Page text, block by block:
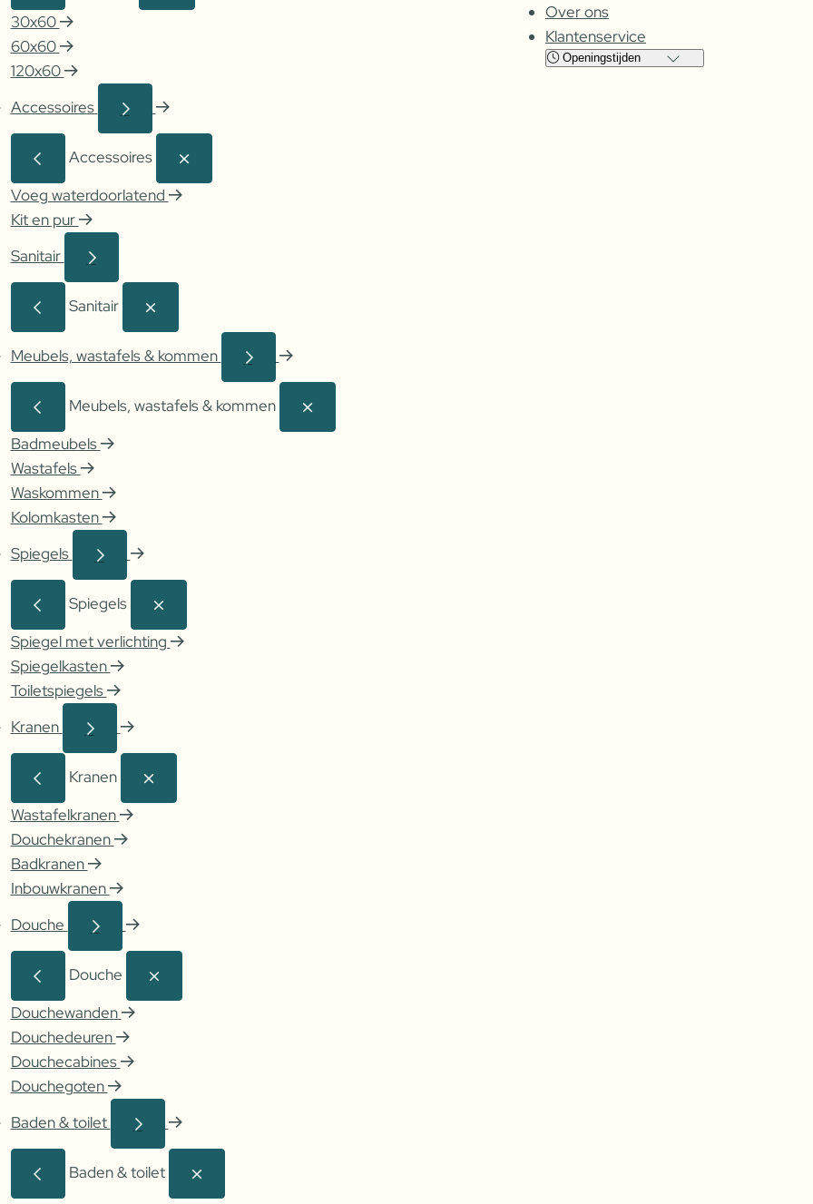
30x60
60x60
120x60
Accessoires
Accessoires
Voeg waterdoorlatend
Kit en pur
Sanitair
Sanitair
Meubels, wastafels & kommen
Meubels, wastafels & kommen
Badmeubels
Wastafels
Waskommen
Kolomkasten
Spiegels
Spiegels
Spiegel met verlichting
Spiegelkasten
Toiletspiegels
Kranen
Kranen
Wastafelkranen
Douchekranen
Badkranen
Inbouwkranen
Douche
Douche
Douchewanden
Douchedeuren
Douchecabines
Douchegoten
Baden & toilet
Baden & toilet
Over ons
Klantenservice
Openingstijden